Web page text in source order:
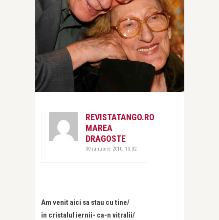
REVISTATANGO.RO
MAREA
DRAGOSTE
30 ianuarie 2010, 13:32
Am venit aici sa stau cu tine/
in cristalul iernii- ca-n vitralii/